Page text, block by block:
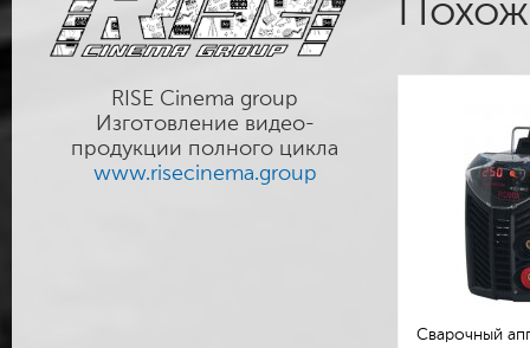
RISE Cinema group
Изготовление видео-
продукции полного цикла
www.risecinema.group
Сварочный